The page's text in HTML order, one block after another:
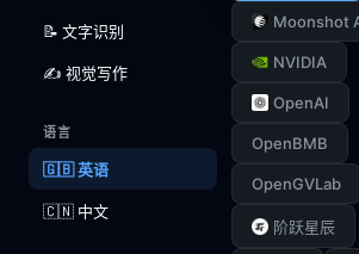
📝 文字识别
✍️ 视觉写作
语言
🇬🇧 英语
🇨🇳 中文
Moonshot
NVIDIA
OpenAI
OpenBMB
OpenGVLab
阶跃星辰